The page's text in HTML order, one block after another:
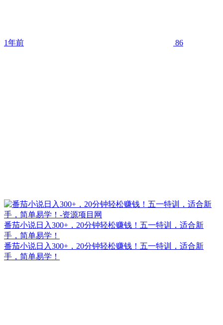
1年前 86
番茄小说日入300+，20分钟轻松赚钱！五一特训，适合新
手，简单易学！
番茄小说日入300+，20分钟轻松赚钱！五一特训，适合新
手，简单易学！